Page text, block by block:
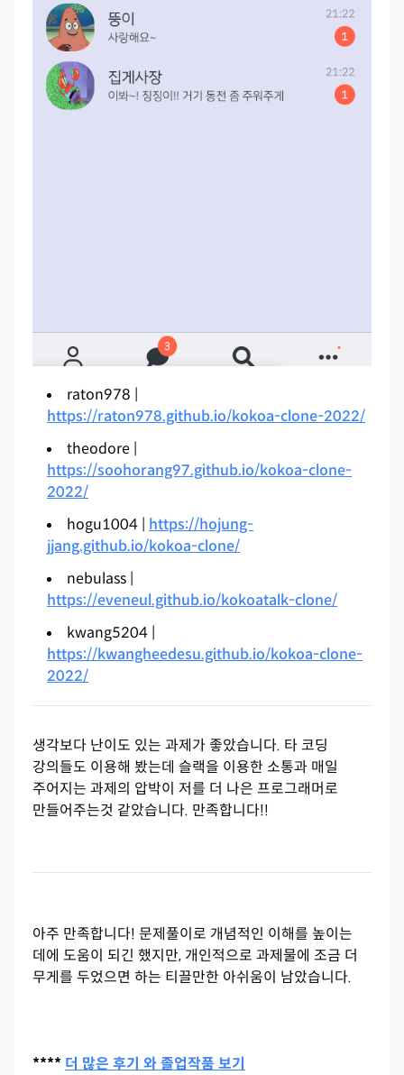
raton978 |
https://raton978.github.io/kokoa-clone-2022/
theodore |
https://soohorang97.github.io/kokoa-clone-
2022/
hogu1004 | https://hojung-
jjang.github.io/kokoa-clone/
nebulass |
https://eveneul.github.io/kokoatalk-clone/
kwang5204 |
https://kwangheedesu.github.io/kokoa-clone-
2022/
생각보다 난이도 있는 과제가 좋았습니다. 타 코딩
강의들도 이용해 봤는데 슬랙을 이용한 소통과 매일
주어지는 과제의 압박이 저를 더 나은 프로그래머로
만들어주는것 같았습니다. 만족합니다!!
아주 만족합니다! 문제풀이로 개념적인 이해를 높이는
데에 도움이 되긴 했지만, 개인적으로 과제물에 조금 더
무게를 두었으면 하는 티끌만한 아쉬움이 남았습니다.
**** 더 많은 후기 와 졸업작품 보기